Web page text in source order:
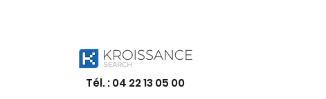
Tél. :04 22 13 05 00